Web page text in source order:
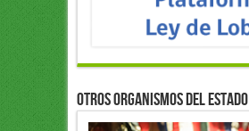
OTROS ORGANISMOS DEL ESTADO